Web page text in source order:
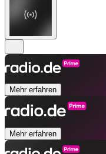
Mehr erfahren
Mehr erfahren